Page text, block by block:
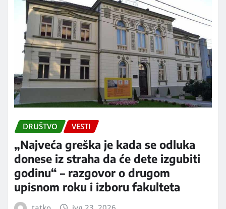
DRUŠTVO VESTI
„Najveća greška je kada se odluka
donese iz straha da će dete izgubiti
godinu“ – razgovor o drugom
upisnom roku i izboru fakulteta